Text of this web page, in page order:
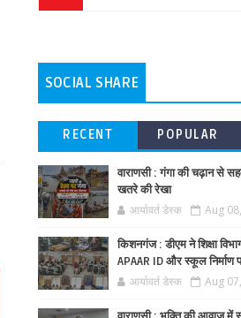
SOCIAL SHARE
RECENT POPULAR
वाराणसी : गंगा की चढ़ान से
खतरे की रेखा
आर्यावर्त डेस्क Aug
किशनगंज : डीएम ने शिक्षा
APAAR ID और स्कूल निर्माण
आर्यावर्त डेस्क Aug